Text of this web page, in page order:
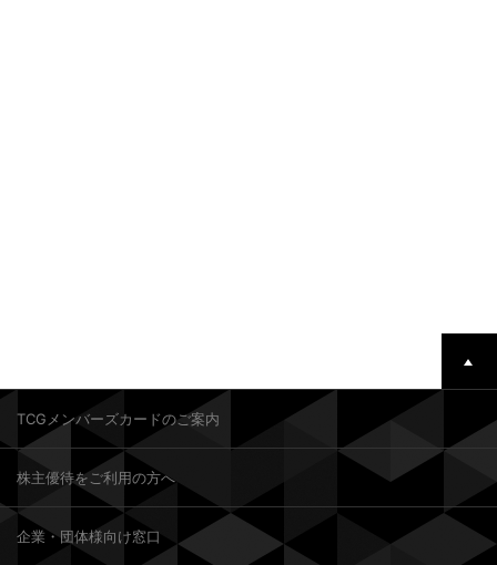
TCGメンバーズカードのご案内
株主優待をご利用の方へ
企業・団体様向け窓口